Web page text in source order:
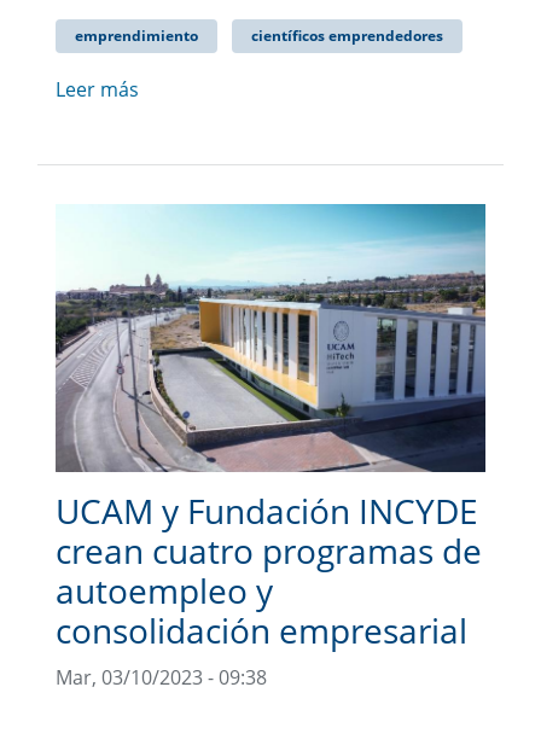
emprendimiento científicos emprendedores
Leer más
UCAM y Fundación INCYDE
crean cuatro programas de
autoempleo y
consolidación empresarial
Mar, 03/10/2023 - 09:38